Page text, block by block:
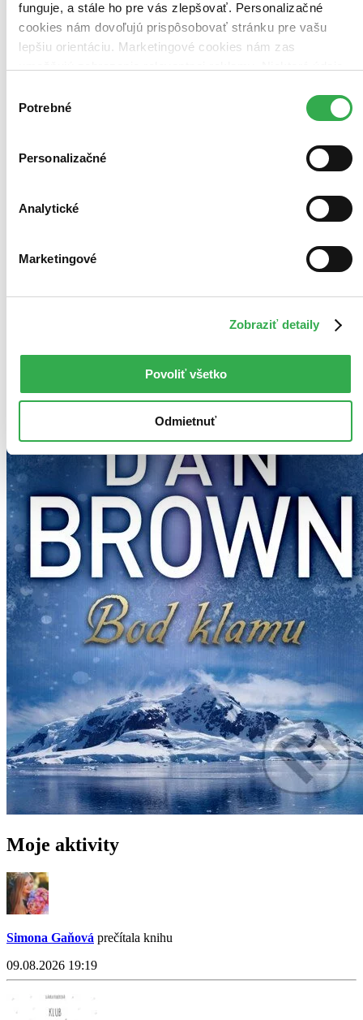
funguje, a stále ho pre vás zlepšovať. Personalizačné
cookies nám dovoľujú prispôsobovať stránku pre vašu
lepšiu orientáciu. Marketingové cookies nám zas
keby sme mohli používať všetky tieto cookies. Ďakujeme!
súhlasu
Potrebné
Personalizačné
Analytické
Marketingové
Zobraziť detaily
Povoliť všetko
Odmietnuť
Moje aktivity
Simona Gaňová prečítala knihu
09.08.2026 19:19